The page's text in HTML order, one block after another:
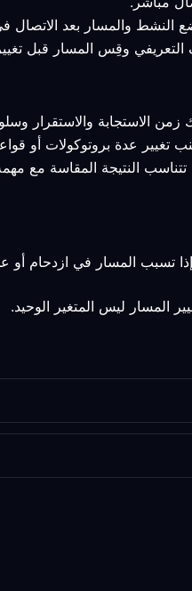
الاستجابة والاستقرار
تغيير عدة بروتوكولات أو
النتيجة المقاسة مع
تسبب المسار في ازدحام أو